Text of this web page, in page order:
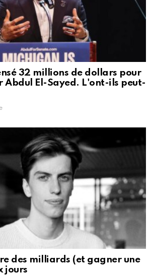
32 millions de dollars pour
El-Sayed. L'ont-ils peut-
des milliards (et gagner une
jours